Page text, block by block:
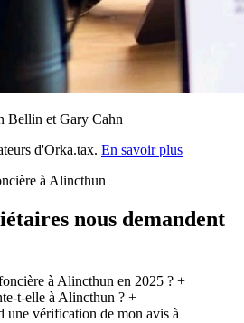
Bellin et Gary Cahn
d'Orka.tax. En savoir plus
à Alincthun
nous demandent
à Alincthun en 2025 ?+
t-elle à Alincthun ?+
une vérification de mon avis à